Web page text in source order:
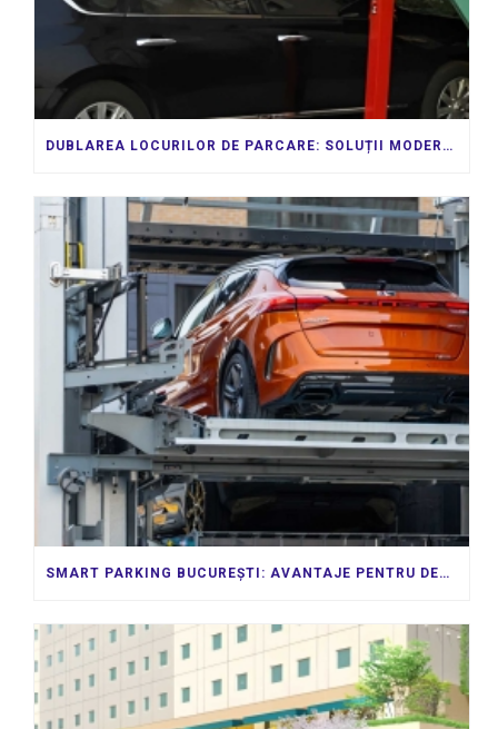
DUBLAREA LOCURILOR DE PARCARE: SOLUȚII MODERNE PENTRU SPAȚII URBANE LIMITATE
SMART PARKING BUCUREȘTI: AVANTAJE PENTRU DEZVOLTATORI ȘI ADMINISTRAȚII LOCALE